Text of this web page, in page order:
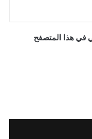
في هذا المتصفح